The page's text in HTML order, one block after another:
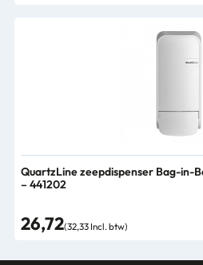
QuartzLine zeepdispenser Bag-in-
– 441202
26,72(32,33 Incl. btw)